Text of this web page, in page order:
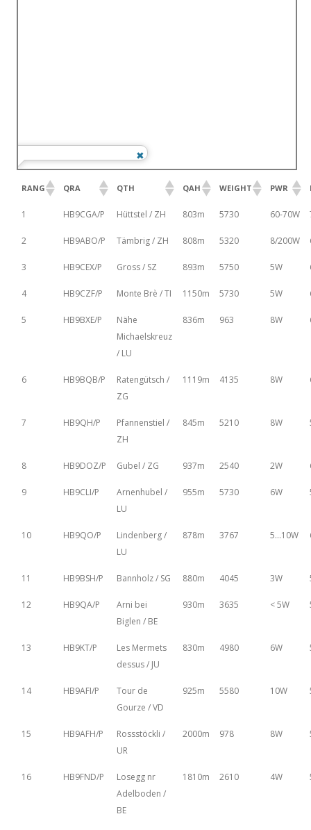
RANG QRA QTH QAH WEIGHT PWR
1 HB9CGA/P Hüttstel / ZH 803m 5730 60-70W
2 HB9ABO/P Tämbrig / ZH 808m 5320 8/200W
3 HB9CEX/P Gross / SZ 893m 5750 5W
4 HB9CZF/P Monte Brè / TI 1150m 5730 5W
5 HB9BXE/P
Nähe
Michaelskreuz
/ LU
836m 963 8W
6 HB9BQB/P
Ratengütsch /
ZG
1119m 4135 8W
7 HB9QH/P
Pfannenstiel /
ZH
845m 5210 8W
8 HB9DOZ/P Gubel / ZG 937m 2540 2W
9 HB9CLI/P
Arnenhubel /
LU
955m 5730 6W
10 HB9QO/P
Lindenberg /
LU
878m 3767 5...10W
11 HB9BSH/P Bannholz / SG 880m 4045 3W
12 HB9QA/P
Arni bei
Biglen / BE
930m 3635 < 5W
13 HB9KT/P
Les Mermets
dessus / JU
830m 4980 6W
14 HB9AFI/P
Tour de
Gourze / VD
925m 5580 10W
15 HB9AFH/P
Rossstöckli /
UR
2000m 978 8W
16 HB9FND/P
Losegg nr
Adelboden /
BE
1810m 2610 4W